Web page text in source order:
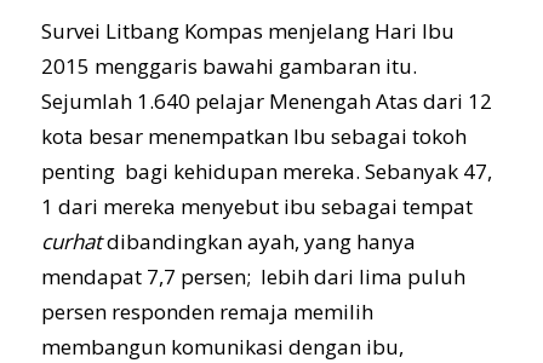
Survei Litbang Kompas menjelang Hari Ibu
2015 menggaris bawahi gambaran itu.
Sejumlah 1.640 pelajar Menengah Atas dari 12
kota besar menempatkan Ibu sebagai tokoh
penting bagi kehidupan mereka. Sebanyak 47,
1 dari mereka menyebut ibu sebagai tempat
curhatdibandingkan ayah, yang hanya
mendapat 7,7 persen; lebih dari lima puluh
persen responden remaja memilih
membangun komunikasi dengan ibu,